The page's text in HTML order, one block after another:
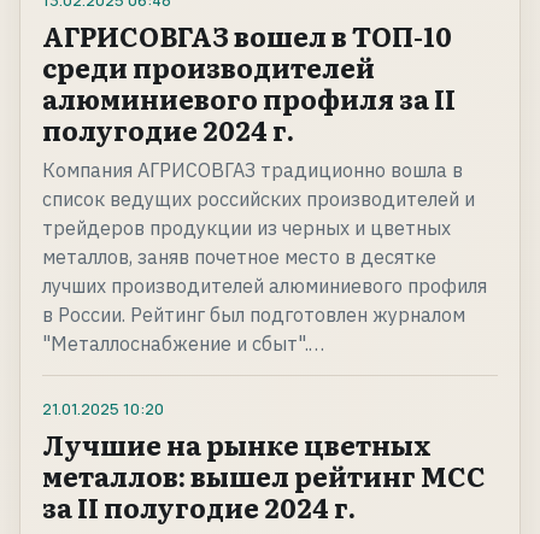
АГРИСОВГАЗ вошел в ТОП-10
среди производителей
алюминиевого профиля за II
полугодие 2024 г.
Компания АГРИСОВГАЗ традиционно вошла в
список ведущих российских производителей и
трейдеров продукции из черных и цветных
металлов, заняв почетное место в десятке
лучших производителей алюминиевого профиля
в России. Рейтинг был подготовлен журналом
"Металлоснабжение и сбыт".…
21.01.2025 10:20
Лучшие на рынке цветных
металлов: вышел рейтинг МСС
за II полугодие 2024 г.